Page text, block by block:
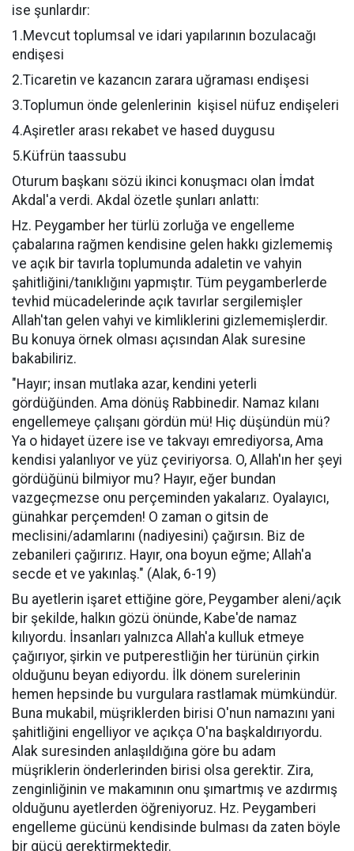
ise şunlardır:
1.Mevcut toplumsal ve idari yapılarının bozulacağı
endişesi
2.Ticaretin ve kazancın zarara uğraması endişesi
3.Toplumun önde gelenlerinin kişisel nüfuz endişeleri
4.Aşiretler arası rekabet ve hased duygusu
5.Küfrün taassubu
Oturum başkanı sözü ikinci konuşmacı olan İmdat
Akdal'a verdi. Akdal özetle şunları anlattı:
Hz. Peygamber her türlü zorluğa ve engelleme
çabalarına rağmen kendisine gelen hakkı gizlememiş
ve açık bir tavırla toplumunda adaletin ve vahyin
şahitliğini/tanıklığını yapmıştır. Tüm peygamberlerde
tevhid mücadelerinde açık tavırlar sergilemişler
Allah'tan gelen vahyi ve kimliklerini gizlememişlerdir.
Bu konuya örnek olması açısından Alak suresine
bakabiliriz.
"Hayır; insan mutlaka azar, kendini yeterli
gördüğünden. Ama dönüş Rabbinedir. Namaz kılanı
engellemeye çalışanı gördün mü! Hiç düşündün mü?
Ya o hidayet üzere ise ve takvayı emrediyorsa, Ama
kendisi yalanlıyor ve yüz çeviriyorsa. O, Allah'ın her şeyi
gördüğünü bilmiyor mu? Hayır, eğer bundan
vazgeçmezse onu perçeminden yakalarız. Oyalayıcı,
günahkar perçemden! O zaman o gitsin de
meclisini/adamlarını (nadiyesini) çağırsın. Biz de
zebanileri çağırırız. Hayır, ona boyun eğme; Allah'a
secde et ve yakınlaş." (Alak, 6-19)
Bu ayetlerin işaret ettiğine göre, Peygamber aleni/açık
bir şekilde, halkın gözü önünde, Kabe'de namaz
kılıyordu. İnsanları yalnızca Allah'a kulluk etmeye
çağırıyor, şirkin ve putperestliğin her türünün çirkin
olduğunu beyan ediyordu. İlk dönem surelerinin
hemen hepsinde bu vurgulara rastlamak mümkündür.
Buna mukabil, müşriklerden birisi O'nun namazını yani
şahitliğini engelliyor ve açıkça O'na başkaldırıyordu.
Alak suresinden anlaşıldığına göre bu adam
müşriklerin önderlerinden birisi olsa gerektir. Zira,
zenginliğinin ve makamının onu şımartmış ve azdırmış
olduğunu ayetlerden öğreniyoruz. Hz. Peygamberi
engelleme gücünü kendisinde bulması da zaten böyle
bir gücü gerektirmektedir.